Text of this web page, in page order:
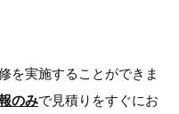
を実施することができま
のみで見積りをすぐにお